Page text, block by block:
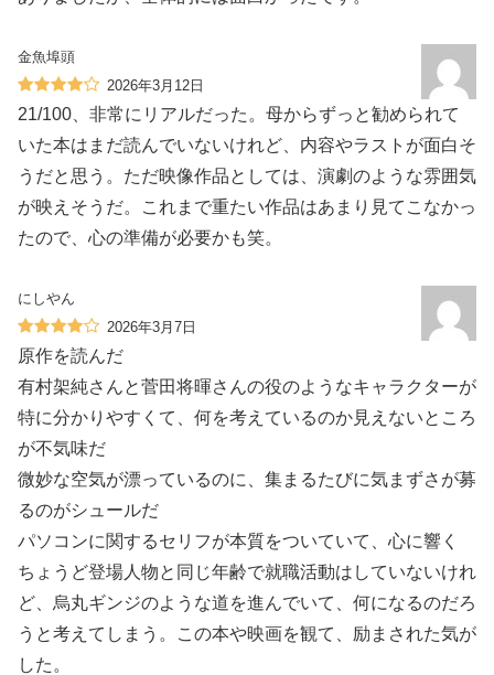
金魚埠頭
2026年3月12日
21/100、非常にリアルだった。母からずっと勧められて
いた本はまだ読んでいないけれど、内容やラストが面白そ
うだと思う。ただ映像作品としては、演劇のような雰囲気
が映えそうだ。これまで重たい作品はあまり見てこなかっ
たので、心の準備が必要かも笑。
にしやん
2026年3月7日
原作を読んだ
有村架純さんと菅田将暉さんの役のようなキャラクターが
特に分かりやすくて、何を考えているのか見えないところ
が不気味だ
微妙な空気が漂っているのに、集まるたびに気まずさが募
るのがシュールだ
パソコンに関するセリフが本質をついていて、心に響く
ちょうど登場人物と同じ年齢で就職活動はしていないけれ
ど、烏丸ギンジのような道を進んでいて、何になるのだろ
うと考えてしまう。この本や映画を観て、励まされた気が
した。